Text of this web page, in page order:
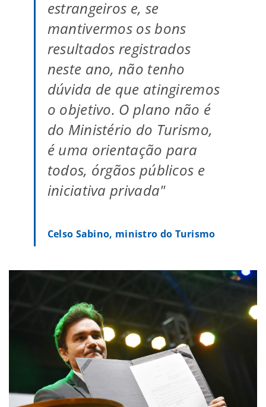
estrangeiros e, se
mantivermos os bons
resultados registrados
neste ano, não tenho
dúvida de que atingiremos
o objetivo. O plano não é
do Ministério do Turismo,
é uma orientação para
todos, órgãos públicos e
iniciativa privada"
Celso Sabino, ministro do Turismo